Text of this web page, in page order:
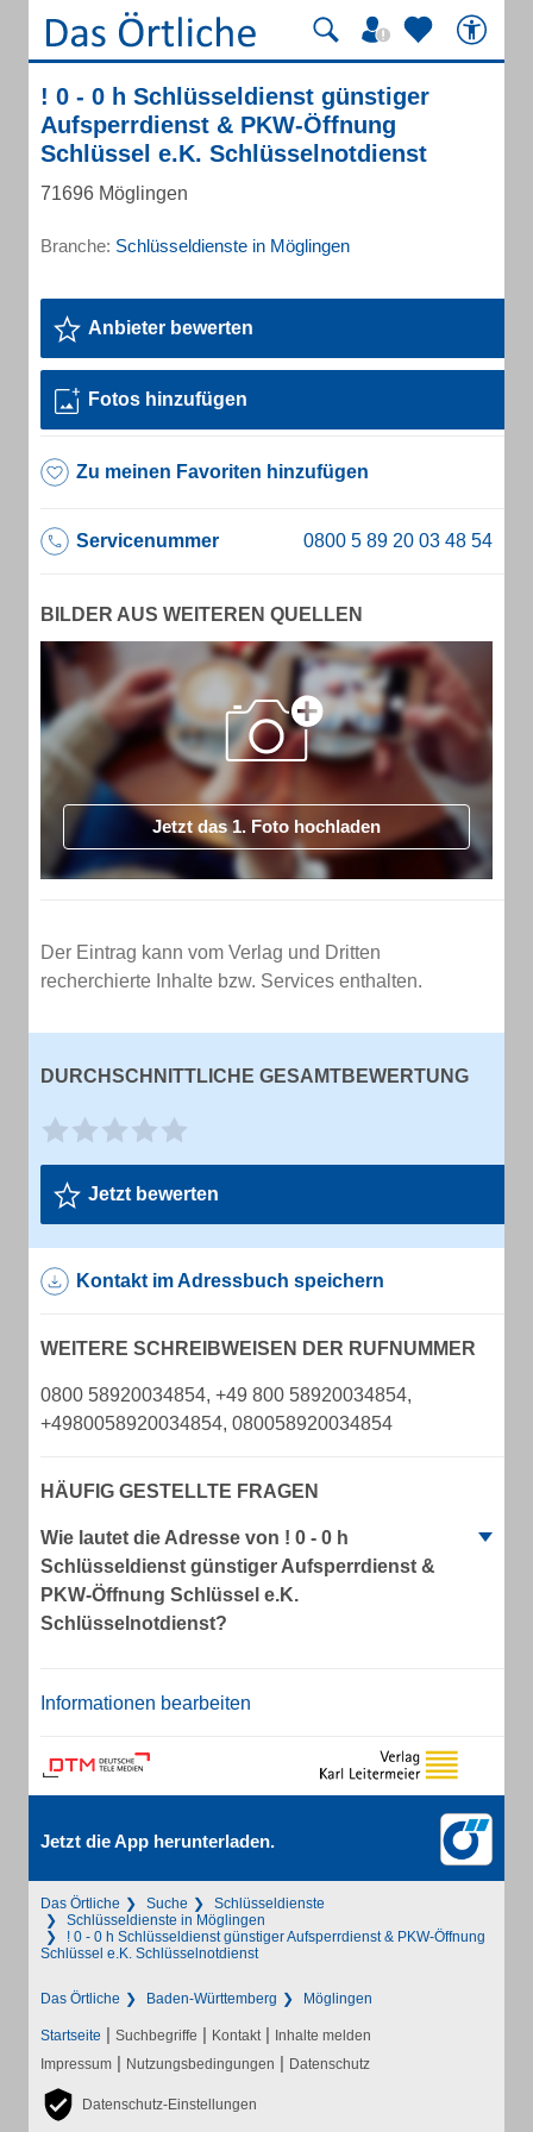
! 0 - 0 h Schlüsseldienst günstiger
Aufsperrdienst & PKW-Öffnung
Schlüssel e.K. Schlüsselnotdienst
71696 Möglingen
Branche: Schlüsseldienste in Möglingen
Anbieter bewerten
Fotos hinzufügen
Zu meinen Favoriten hinzufügen
Servicenummer
BILDER AUS WEITEREN QUELLEN
Jetzt das 1. Foto hochladen
Der Eintrag kann vom Verlag und Dritten
recherchierte Inhalte bzw. Services enthalten.
DURCHSCHNITTLICHE GESAMTBEWERTUNG
Jetzt bewerten
Kontakt im Adressbuch speichern
WEITERE SCHREIBWEISEN DER RUFNUMMER
0800 58920034854, +49 800 58920034854,
+4980058920034854, 080058920034854
HÄUFIG GESTELLTE FRAGEN
Wie lautet die Adresse von ! 0 - 0 h
Schlüsseldienst günstiger Aufsperrdienst &
PKW-Öffnung Schlüssel e.K.
Schlüsselnotdienst?
Informationen bearbeiten
Jetzt die App herunterladen.
Das Örtliche Suche
Schlüsseldienste
Schlüsseldienste in Möglingen
! 0 - 0 h Schlüsseldienst günstiger Aufsperrdienst & PKW-Öffnung
Schlüssel e.K. Schlüsselnotdienst
Das Örtliche Baden-Württemberg Möglingen
Startseite | Suchbegriffe | Kontakt | Inhalte melden
Impressum | Nutzungsbedingungen | Datenschutz
Datenschutz-Einstellungen